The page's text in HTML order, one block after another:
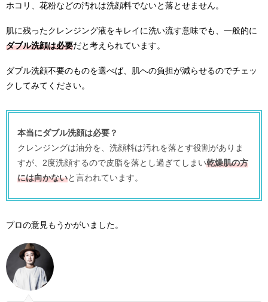
ホコリ、花粉などの汚れは洗顔料でないと落とせません。
肌に残ったクレンジング液をキレイに洗い流す意味でも、一般的に
ダブル洗顔は必要だと考えられています。
ダブル洗顔不要のものを選べば、肌への負担が減らせるのでチェッ
クしてみてください。
本当にダブル洗顔は必要？
クレンジングは油分を、洗顔料は汚れを落とす役割がありま
すが、2度洗顔するので皮脂を落とし過ぎてしまい乾燥肌の方
には向かないと言われています。
プロの意見もうかがいました。